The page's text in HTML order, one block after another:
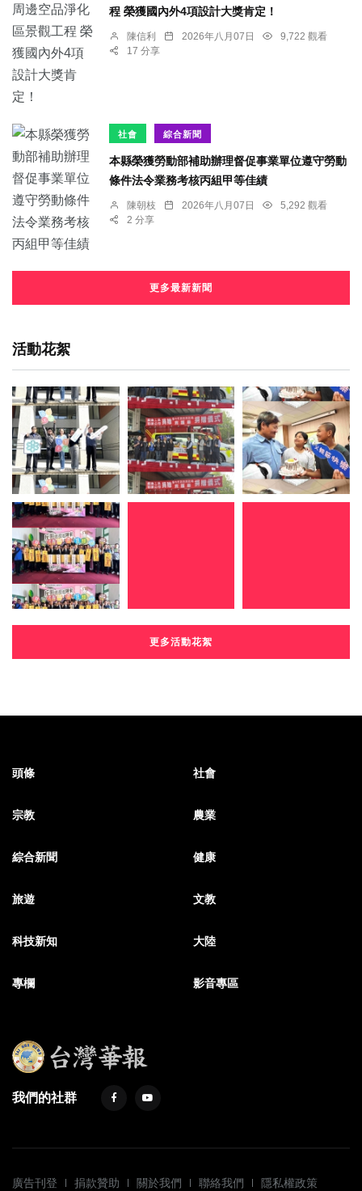
程 榮獲國內外4項設計大獎肯定！
陳信利 2026年八月07日
9,722 觀看
17 分享
社會 綜合新聞
本縣榮獲勞動部補助辦理督促事業單位遵守勞動
條件法令業務考核丙組甲等佳績
陳朝枝 2026年八月07日
5,292 觀看
2 分享
更多最新新聞
活動花絮
更多活動花絮
頭條 社會
宗教 農業
綜合新聞 健康
旅遊 文教
科技新知 大陸
專欄 影音專區
我們的社群
廣告刊登 捐款贊助 關於我們 聯絡我們 隱私權政策